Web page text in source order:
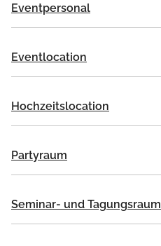
Eventpersonal
Eventlocation
Hochzeitslocation
Partyraum
Seminar- und Tagungsraum